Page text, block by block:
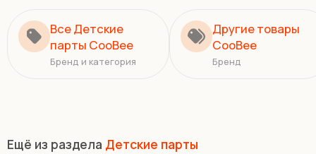
Все Детские
парты CooBee
Бренд и категория
Другие товары
CooBee
Бренд
Ещё из раздела Детские парты